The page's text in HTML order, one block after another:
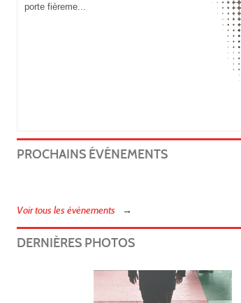
porte fièreme...
PROCHAINS ÉVÉNEMENTS
Voir tous les évènements
DERNIÈRES PHOTOS